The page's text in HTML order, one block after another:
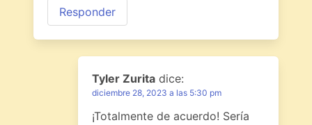
Responder
Tyler Zurita dice:
diciembre 28, 2023 a las 5:30 pm
¡Totalmente de acuerdo! Sería